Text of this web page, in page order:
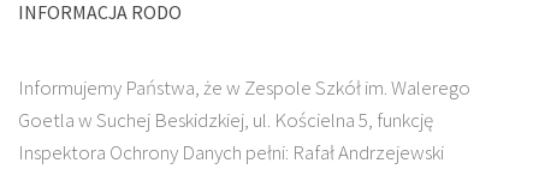
INFORMACJA RODO
Informujemy Państwa, że w Zespole Szkół im. Walerego
Goetla w Suchej Beskidzkiej, ul. Kościelna 5, funkcję
Inspektora Ochrony Danych pełni: Rafał Andrzejewski